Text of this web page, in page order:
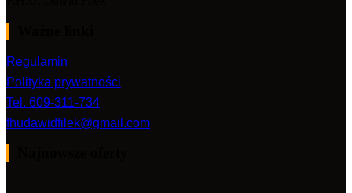
Regulamin
Polityka prywatności
Tel. 609-311-734
fhudawidfilek@gmail.com